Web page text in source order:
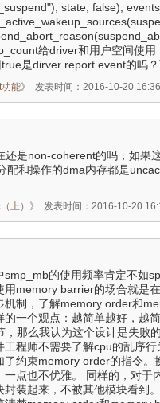
state, false);
给driver和用户空间使用
是dirver report event的吗
能》 发表时间：2016-10-20 16:36
还是non-coherent的吗，如果
配和操作的dma内存都是
上） 》 发表时间：2016-10-20
smp_mb的使用频率肯定不如
用memory barrier的场合就是
机制，了解memory order和
的一个观点：越简单越好，越
，那么我认为这个设计是失败
工程师不需要了解cpu的乱序
了约束memory order的指令。
一点也不优雅。 同样的，对
封装起来，不被其他模块看到